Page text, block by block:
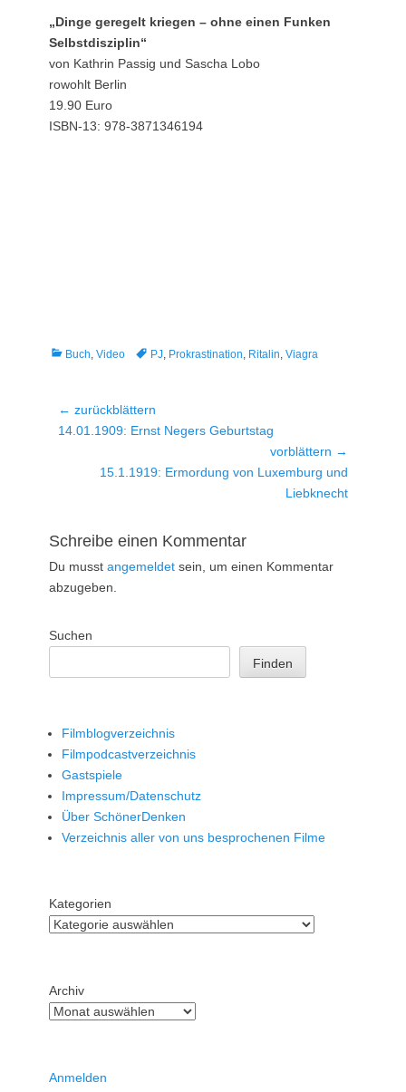
„Dinge geregelt kriegen – ohne einen Funken
Selbstdisziplin“
von Kathrin Passig und Sascha Lobo
rowohlt Berlin
19.90 Euro
ISBN-13: 978-3871346194
Kategorien
Buch, Video TagsPJ, Prokrastination, Ritalin, Viagra
Beitragsnavigation
← zurückblättern
Vorheriger
14.01.1909: Ernst Negers Geburtstag
vorblättern →
Nächster15.1.1919: Ermordung von Luxemburg und
Liebknecht
Schreibe einen Kommentar
Du musst angemeldet sein, um einen Kommentar
abzugeben.
Suchen
Finden
Filmblogverzeichnis
Filmpodcastverzeichnis
Gastspiele
Impressum/Datenschutz
Über SchönerDenken
Verzeichnis aller von uns besprochenen Filme
Kategorien
Archiv
Anmelden